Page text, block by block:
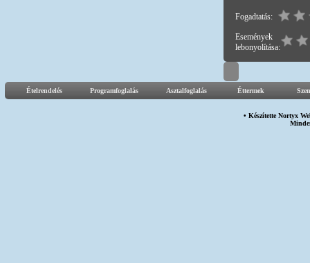
Fogadtatás:
Események
lebonyolítása:
Ételrendelés Programfoglalás Asztalfoglalás Éttermek
• KészítetteNortyx